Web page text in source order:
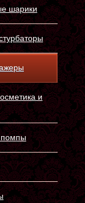
шарики
и
помпы